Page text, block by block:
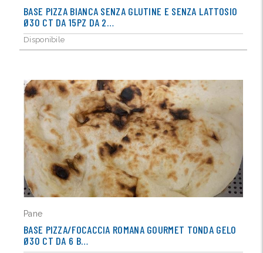
BASE PIZZA BIANCA SENZA GLUTINE E SENZA LATTOSIO
Ø30 CT DA 15PZ DA 2…
Disponibile
Pane
BASE PIZZA/FOCACCIA ROMANA GOURMET TONDA GELO
Ø30 CT DA 6 B…